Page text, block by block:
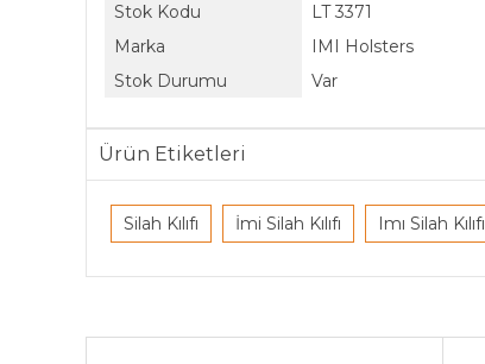
Stok Kodu
LT 3371
Marka
IMI Holsters
Stok Durumu
Var
Ürün Etiketleri
Silah Kılıfı İmi Silah Kılıfı Imı Silah Kılıfı